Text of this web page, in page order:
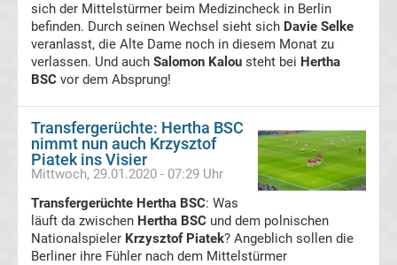
Transfergerüchte
Bayer
Leverkusen
Transfergerüchte
Bayern
München
sich der Mittelstürmer beim Medizincheck in Berlin
befinden. Durch seinen Wechsel sieht sich Davie Selke
veranlasst, die Alte Dame noch in diesem Monat zu
verlassen. Und auch Salomon Kalou steht bei Hertha
BSC vor dem Absprung!
Transfergerüchte: Hertha BSC
nimmt nun auch Krzysztof
Piatek ins Visier
Mittwoch, 29.01.2020 - 07:29 Uhr
Transfergerüchte Hertha BSC: Was
läuft da zwischen Hertha BSC und dem polnischen
Nationalspieler Krzysztof Piatek? Angeblich sollen die
Berliner ihre Fühler nach dem Mittelstürmer